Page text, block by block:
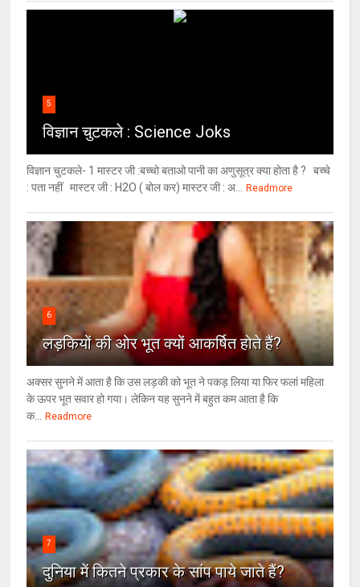
5
विज्ञान चुटकले : Science Joks
विज्ञान चुटकले- 1 मास्टर जी :बच्चो बताओ पानी का अणुसूत्र क्या होता है ? बच्चे
: पता नहीं मास्टर जी : H2O ( बोल कर) मास्टर जी : अ...
Readmore
6
लड़कियों की ओर भूत क्‍यों आकर्षित होते हैं?
अक्सर सुनने में आता है कि उस लड़की को भूत ने पकड़ लिया या फिर फलां महिला
के ऊपर भूत सवार हो गया। लेकिन यह सुनने में बहुत कम आता है कि
क...
Readmore
7
दुनिया में कितने प्रकार के सांप पाये जाते हैं?